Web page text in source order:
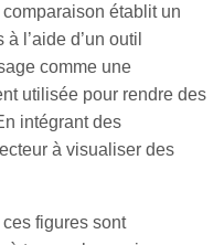
établit un
l’aide d’un outil
comme une
utilisée pour rendre des
intégrant des
à visualiser des
figures sont